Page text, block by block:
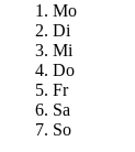
Mo
Di
Mi
Do
Fr
Sa
So